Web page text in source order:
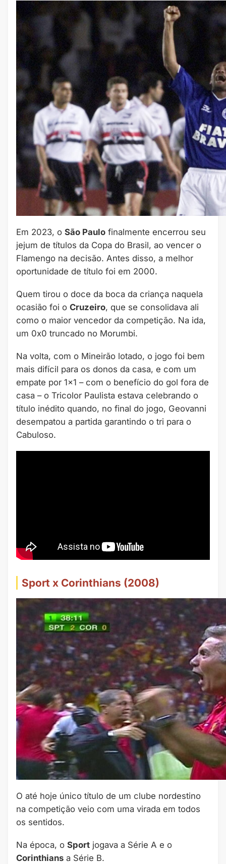
Em 2023, o São Paulo finalmente encerrou seu
jejum de títulos da Copa do Brasil, ao vencer o
Flamengo na decisão. Antes disso, a melhor
oportunidade de título foi em 2000.
Quem tirou o doce da boca da criança naquela
ocasião foi o Cruzeiro, que se consolidava ali
como o maior vencedor da competição. Na ida,
um 0x0 truncado no Morumbi.
Na volta, com o Mineirão lotado, o jogo foi bem
mais difícil para os donos da casa, e com um
empate por 1×1 – com o benefício do gol fora de
casa – o Tricolor Paulista estava celebrando o
título inédito quando, no final do jogo, Geovanni
desempatou a partida garantindo o tri para o
Cabuloso.
Sport x Corinthians (2008)
O até hoje único título de um clube nordestino
na competição veio com uma virada em todos
os sentidos.
Na época, o Sport jogava a Série A e o
Corinthians a Série B.